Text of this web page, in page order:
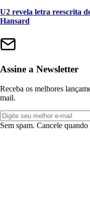
U2 revela letra reescrita
Hansard
Assine a Newsletter
Receba os melhores
mail.
Sem spam. Cancele quando